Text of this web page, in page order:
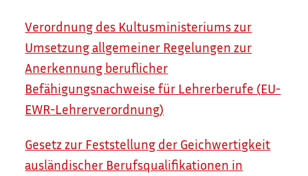
Verordnung des Kultusministeriums zur
Umsetzung allgemeiner Regelungen zur
Anerkennung beruflicher
Befähigungsnachweise für Lehrerberufe (EU-
EWR-Lehrerverordnung)
Gesetz zur Feststellung der Geichwertigkeit
ausländischer Berufsqualifikationen in